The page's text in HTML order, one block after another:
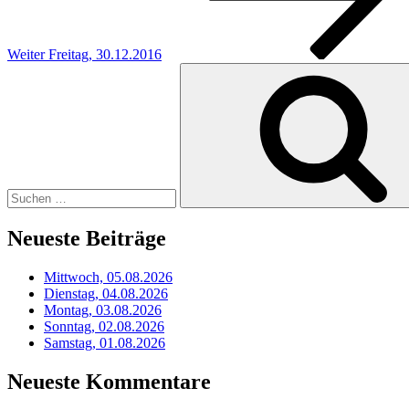
Weiter Freitag, 30.12.2016
Neueste Beiträge
Mittwoch, 05.08.2026
Dienstag, 04.08.2026
Montag, 03.08.2026
Sonntag, 02.08.2026
Samstag, 01.08.2026
Neueste Kommentare